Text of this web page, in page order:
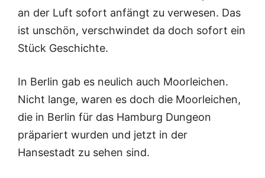
an der Luft sofort anfängt zu verwesen. Das
ist unschön, verschwindet da doch sofort ein
Stück Geschichte.
In Berlin gab es neulich auch Moorleichen.
Nicht lange, waren es doch die Moorleichen,
die in Berlin für das Hamburg Dungeon
präpariert wurden und jetzt in der
Hansestadt zu sehen sind.